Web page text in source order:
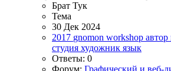
Брат Тук
Тема
30 Дек 2024
2017 gnomon workshop автор
студия художник язык
Ответы: 0
Форум: Графический и веб-